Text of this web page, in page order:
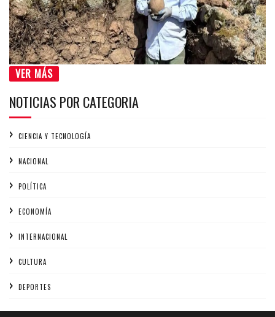
VER MÁS
NOTICIAS POR CATEGORIA
CIENCIA Y TECNOLOGÍA
NACIONAL
POLÍTICA
ECONOMÍA
INTERNACIONAL
CULTURA
DEPORTES